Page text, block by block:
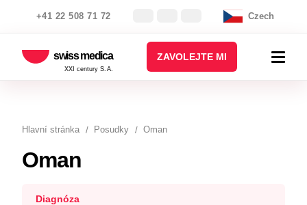
+41 22 508 71 72 Czech
swiss medica
XXI century S.A.
ZAVOLEJTE MI
Hlavní stránka Posudky Oman
Oman
Diagnóza